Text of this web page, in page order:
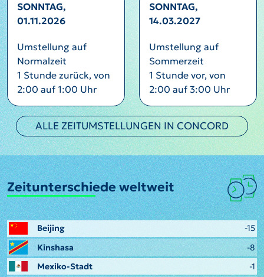
SONNTAG,
01.11.2026
Umstellung auf
Normalzeit
1 Stunde zurück, von
2:00 auf 1:00 Uhr
SONNTAG,
14.03.2027
Umstellung auf
Sommerzeit
1 Stunde vor, von
2:00 auf 3:00 Uhr
ALLE ZEITUMSTELLUNGEN IN CONCORD
Zeitunterschiede weltweit
Beijing
-15
Kinshasa
-8
Mexiko-Stadt
-1